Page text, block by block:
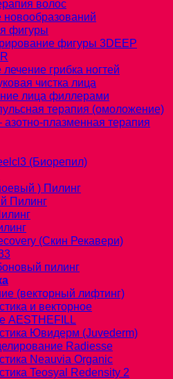
волос
новообразований
фигуры
фигуры 3DEEP
грибка ногтей
чистка лица
лица филлерами
терапия (омоложение)
азотно-плазменная терапия
(Биорепил)
) Пилинг
Пилинг
(Скин Рекавери)
пилинг
(векторный лифтинг)
и векторное
AESTHEFILL
Ювидерм (Juvederm)
Radiesse
Neauvia Organic
Teosyal Redensity 2